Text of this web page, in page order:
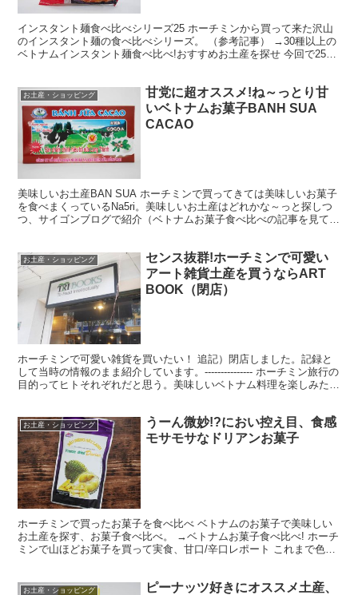
インスタント麺食べ比べシリーズ25 ホーチミンから買って来た沢山
のインスタント麺の食べ比べシリーズ。 （参考記事） →30種以上の
ベトナムインスタント麺食べ比べ!おすすめお土産を探せ 今回で25回
お土産・ショッピング
甘党に超オススメ!ね～っとり甘
いベトナムお菓子BANH SUA
CACAO
美味しいお土産BAN SUA ホーチミンで買ってきては美味しいお菓子
を食べまくっているNa5ri。美味しいお土産はどれかな～っと探しつ
つ、サイゴンブログで紹介（ベトナムお菓子食べ比べの記事を見て
お土産・ショッピング
センス抜群!ホーチミンで可愛い
アート雑貨土産を買うならART
BOOK（閉店）
ホーチミンで可愛い雑貨を買いたい！ 追記）閉店しました。記録と
して当時の情報のまま紹介しています。--------------- ホーチミン旅行の
目的ってヒトそれぞれだと思う。美味しいベトナム料理を楽しみたい
お土産・ショッピング
うーん微妙!?におい控え目、食感
モサモサなドリアンお菓子
ホーチミンで買ったお菓子を食べ比べ ベトナムのお菓子で美味しい
お土産を探す、お菓子食べ比べ。 →ベトナムお菓子食べ比べ! ホーチ
ミンで山ほどお菓子を買って実食、甘口/辛口レポート これまで色々
お土産・ショッピング
ピーナッツ好きにオススメ土産、